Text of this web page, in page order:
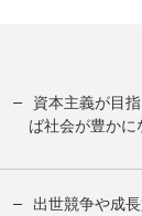
資本主義が目
ば社会が豊かに
出世競争や成